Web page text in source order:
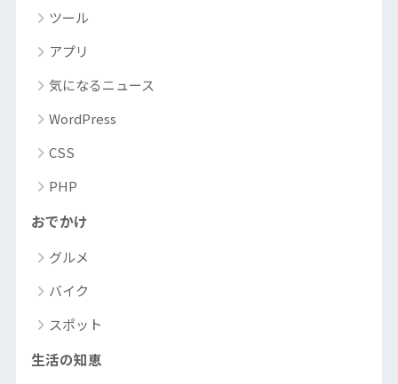
ツール
アプリ
気になるニュース
WordPress
CSS
PHP
おでかけ
グルメ
バイク
スポット
生活の知恵